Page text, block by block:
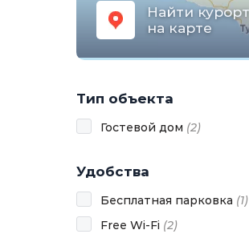
Найти курорт
на карте
Тип объекта
Гостевой дом (2)
Удобства
Бесплатная парковка (1)
Free Wi-Fi (2)